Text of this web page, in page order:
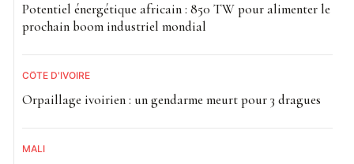
Potentiel énergétique africain : 850 TW pour alimenter le
prochain boom industriel mondial
CÔTE D'IVOIRE
Orpaillage ivoirien : un gendarme meurt pour 3 dragues
MALI